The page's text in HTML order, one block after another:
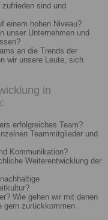
sind und
einem hohen Niveau?
unser Unternehmen und
an die Trends der
wir unsere Leute, sich
in
erfolgreiches Team?
Teammitglieder und
Kommunikation?
Weiterentwicklung der
Wie gehen wir mit denen
gern zurückkommen